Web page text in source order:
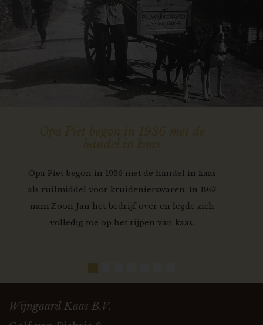
Opa Piet begon in 1936 met de
handel in kaas
Opa Piet begon in 1936 met de handel in kaas
als ruilmiddel voor kruidenierswaren. In 1947
nam Zoon Jan het bedrijf over en legde zich
volledig toe op het rijpen van kaas.
Wijngaard Kaas B.V.